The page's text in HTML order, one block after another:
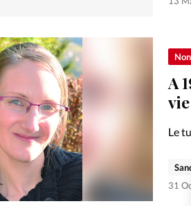
A
Le
31